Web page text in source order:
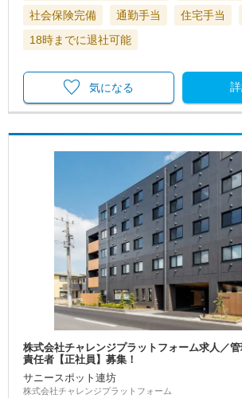
社会保険完備
通勤手当 住宅手当
18時までに退社可能
気になる
株式会社チャレンジプラットフォーム求人／
責任者【正社員】募集！
サニースポット連坊
株式会社チャレンジプラットフォーム